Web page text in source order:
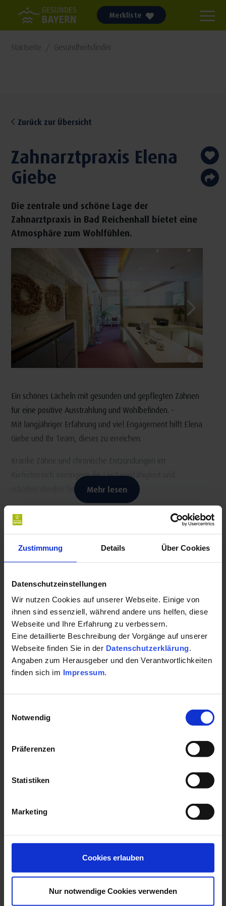
Zustimmung Details Über Cookies
Datenschutzeinstellungen
Wir nutzen Cookies auf unserer Webseite. Einige von
ihnen sind essenziell, während andere uns helfen, diese
Webseite und Ihre Erfahrung zu verbessern.
Eine detaillierte Beschreibung der Vorgänge auf unserer
Webseite finden Sie in der Datenschutzerklärung.
Angaben zum Herausgeber und den Verantwortlichkeiten
finden sich im Impressum.
Notwendig
Präferenzen
Statistiken
Marketing
Cookies erlauben
Nur notwendige Cookies verwenden
Merkliste
Startseite Gesundheitsfinder
Zurück zur Übersicht
Zahnarztpraxis Elena
Giebe
Die zentrale und schöne Lage der
Zahnarztpraxis in Bad Reichenhall bietet eine
Atmosphäre zum Wohlfühlen.
Ein schönes Lächeln mit gesunden und gepflegten Zähnen
für eine positive Ausstrahlung und Wohlbefinden. -
Mit langjähriger Erfahrung und viel Engagement hilft Elena
Giebe und Ihr Team, dieses zu erreichen.
Kranke Zähne und chronische Entzündungen im
Kieferbereich verringern die Leistungsfähigkeit und
schaden darüber hinaus der Gesundheit!
Diesen Risiken kann man leicht aus dem Weg gehen,
indem man regelmäßig die Leistungen, die in der Praxis
Leistungen
Professionelle Zahnreinigung
Zahnerhalt
Endodontie
Parodontologie
Implantologie
Kiefergelenkstherapie
Mehr lesen
Kontakt für Ihre Kur oder Ihren Gesundheits-
Urlaub:
Zahnarztpraxis Elena Giebe
83435 Bad Reichenhall
Auf Karte anzeigen | Route planen
Telefon:
+4986514943
Fax: +498651710939